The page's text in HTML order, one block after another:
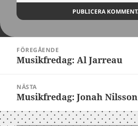
FÖREGÅENDE
Föregående
inlägg:
Musikfredag: Al Jarreau
NÄSTA
Nästa
Musikfredag: Jonah Nilsson